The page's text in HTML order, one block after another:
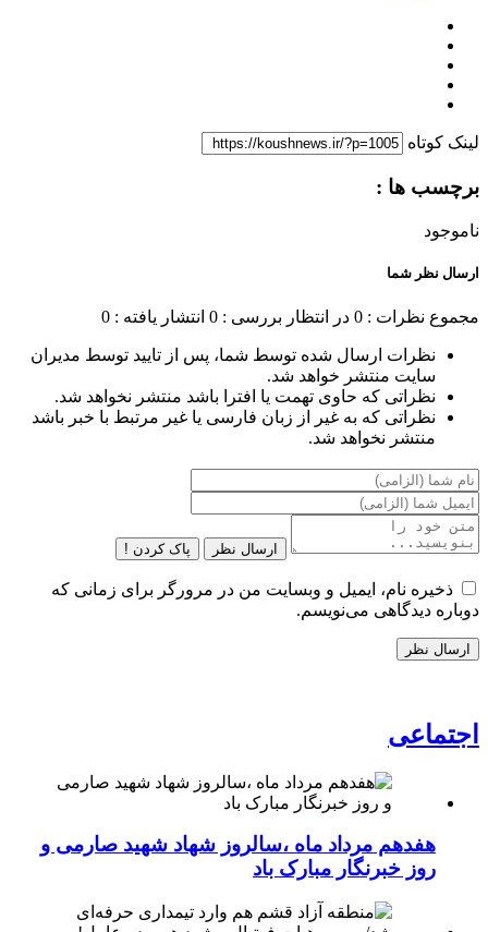
لینک کوتاه
برچسب ها :
ناموجود
ارسال نظر شما
مجموع نظرات : 0 در انتظار بررسی : 0 انتشار یافته : 0
نظرات ارسال شده توسط شما، پس از تایید توسط مدیران
سایت منتشر خواهد شد.
نظراتی که حاوی تهمت یا افترا باشد منتشر نخواهد شد.
نظراتی که به غیر از زبان فارسی یا غیر مرتبط با خبر باشد
منتشر نخواهد شد.
ارسال نظر پاک کردن !
ذخیره نام، ایمیل و وبسایت من در مرورگر برای زمانی که
دوباره دیدگاهی می‌نویسم.
اجتماعی
هفدهم مرداد ماه ،سالروز شهاد شهید صارمی و
روز خبرنگار مبارک باد